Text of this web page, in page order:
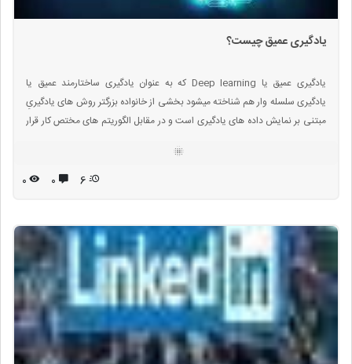
یادگیری عمیق چیست؟
یادگیری عمیق یا Deep learning که به عنوان یادگیری ساختارمند عمیق یا
یادگیری سلسله وار هم شناخته میشود بخشی از خانواده بزرگتر روش های یادگیریِ
مبتنی بر نمایش داده های یادگیری است و در مقابل الگوریتم های مختص کار قرار
6 ۰ ۰